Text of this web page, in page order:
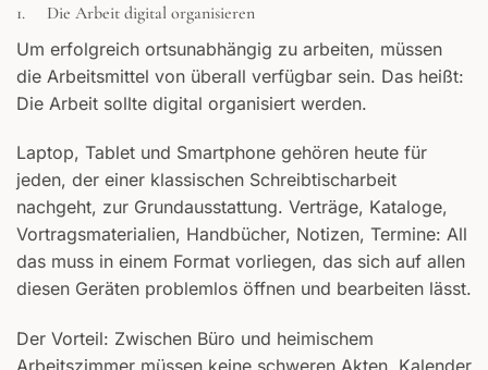
1. Die Arbeit digital organisieren
Um erfolgreich ortsunabhängig zu arbeiten, müssen
die Arbeitsmittel von überall verfügbar sein. Das heißt:
Die Arbeit sollte digital organisiert werden.
Laptop, Tablet und Smartphone gehören heute für
jeden, der einer klassischen Schreibtischarbeit
nachgeht, zur Grundausstattung. Verträge, Kataloge,
Vortragsmaterialien, Handbücher, Notizen, Termine: All
das muss in einem Format vorliegen, das sich auf allen
diesen Geräten problemlos öffnen und bearbeiten lässt.
Der Vorteil: Zwischen Büro und heimischem